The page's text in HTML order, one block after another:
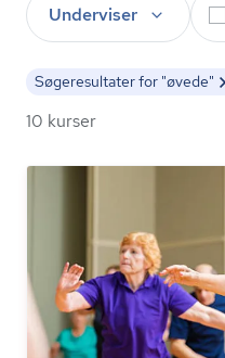
Underviser
Søgeresultater for "øvede"
10 kurser